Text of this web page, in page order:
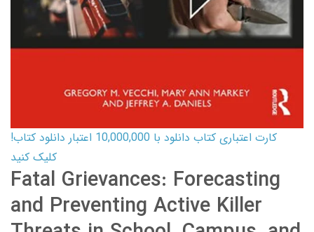
کارت اعتباری کتاب دانلود با 10,000,000 اعتبار دانلود کتاب!
کلیک کنید
Fatal Grievances: Forecasting
and Preventing Active Killer